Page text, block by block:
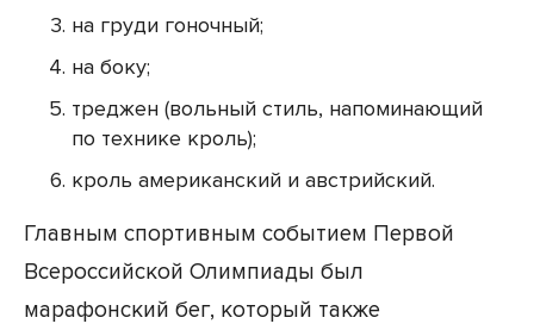
на груди гоночный;
на боку;
треджен (вольный стиль, напоминающий
по технике кроль);
кроль американский и австрийский.
Главным спортивным событием Первой
Всероссийской Олимпиады был
марафонский бег, который также